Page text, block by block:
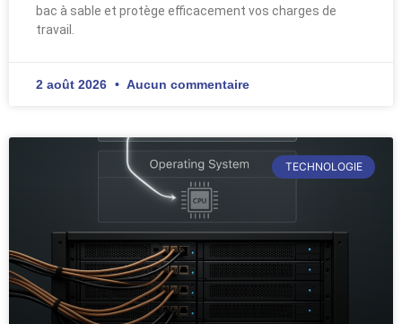
bac à sable et protège efficacement vos charges de
travail.
2 août 2026 Aucun commentaire
TECHNOLOGIE